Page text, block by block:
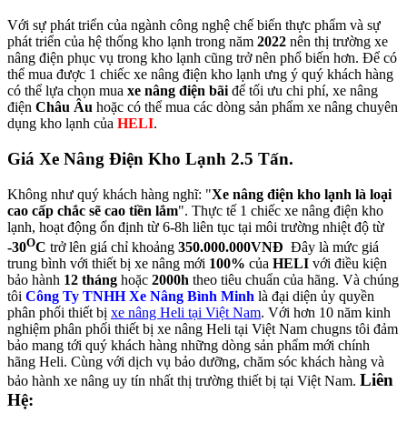
Với sự phát triển của ngành công nghệ chế biến thực phẩm và sự
phát triển của hệ thống kho lạnh trong năm 2022 nên thị trường xe
nâng điện phục vụ trong kho lạnh cũng trở nên phổ biến hơn. Để có
thể mua được 1 chiếc xe nâng điện kho lạnh ưng ý quý khách hàng
có thể lựa chọn mua xe nâng điện bãi để tối ưu chi phí, xe nâng
điện Châu Âu hoặc có thể mua các dòng sản phẩm xe nâng chuyên
dụng kho lạnh của HELI.
Giá Xe Nâng Điện Kho Lạnh 2.5 Tấn.
Không như quý khách hàng nghĩ: "Xe nâng điện kho lạnh là loại
cao cấp chắc sẽ cao tiền lắm". Thực tế 1 chiếc xe nâng điện kho
lạnh, hoạt động ổn định từ 6-8h liên tục tại môi trường nhiệt độ từ
-30OC trở lên giá chỉ khoảng 350.000.000VNĐ Đây là mức giá
trung bình với thiết bị xe nâng mới 100% của HELI với điều kiện
bảo hành 12 tháng hoặc 2000h theo tiêu chuẩn của hãng. Và chúng
tôi Công Ty TNHH Xe Nâng Bình Minh là đại diện ủy quyền
phân phối thiết bị xe nâng Heli tại Việt Nam. Với hơn 10 năm kinh
nghiệm phân phối thiết bị xe nâng Heli tại Việt Nam chugns tôi đảm
bảo mang tới quý khách hàng những dòng sản phẩm mới chính
hãng Heli. Cùng với dịch vụ bảo dưỡng, chăm sóc khách hàng và
bảo hành xe nâng uy tín nhất thị trường thiết bị tại Việt Nam. Liên
Hệ: